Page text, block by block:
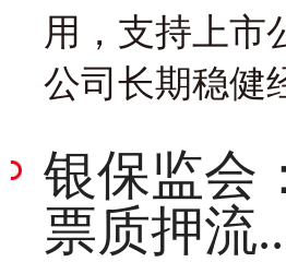
用，支持上市
公司长期稳健
银保监会
票质押流